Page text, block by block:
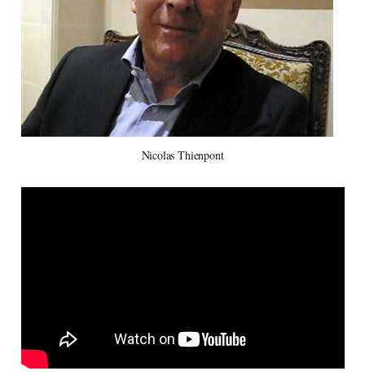
Nicolas Thienpont